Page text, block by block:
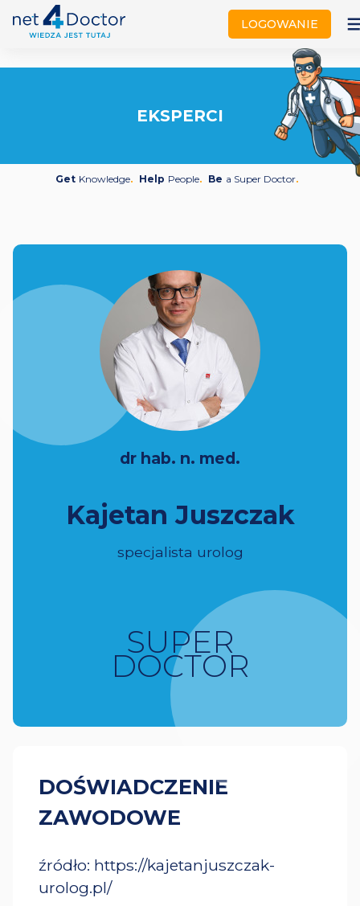
LOGOWANIE
EKSPERCI
Get Knowledge Help People Be a Super Doctor
dr hab. n. med.
Kajetan Juszczak
specjalista urolog
SUPER
DOCTOR
DOŚWIADCZENIE
ZAWODOWE
źródło: https://kajetanjuszczak-
urolog.pl/